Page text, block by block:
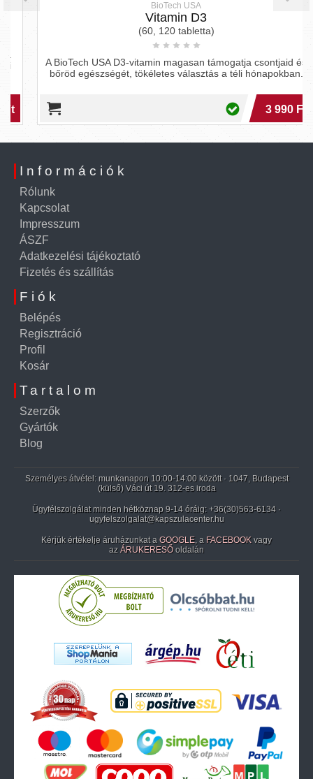
BioTech USA
Vitamin D3
(60, 120 tabletta)
A BioTech USA D3-vitamin magasan támogatja csontjaid és
bőröd egészségét, tökéletes választás a téli hónapokban.
3 990 Ft
Információk
Rólunk
Kapcsolat
Impresszum
ÁSZF
Adatkezelési tájékoztató
Fizetés és szállítás
Fiók
Belépés
Regisztráció
Profil
Kosár
Tartalom
Szerzők
Gyártók
Blog
Személyes átvétel: munkanapon 10:00-14:00 között · 1047, Budapest
(külső) Váci út 19. 312-es iroda
Ügyfélszolgálat minden hétköznap 9-14 óráig: +36(30)563-6134 ·
ugyfelszolgalat@kapszulacenter.hu
Kérjük értékelje áruházunkat a GOOGLE, a FACEBOOK vagy
az ÁRUKERESŐ oldalán